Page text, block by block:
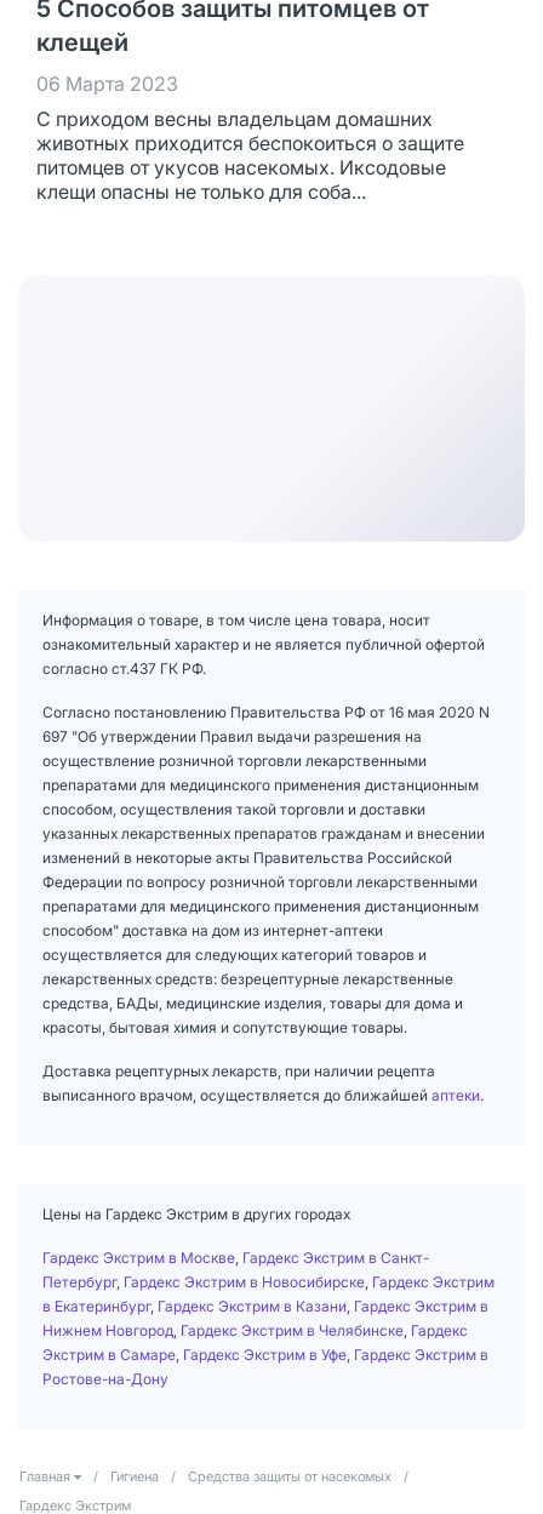
5 Способов защиты питомцев от
клещей
06 Марта 2023
С приходом весны владельцам домашних
животных приходится беспокоиться о защите
питомцев от укусов насекомых. Иксодовые
клещи опасны не только для соба...
Информация о товаре, в том числе цена товара, носит
ознакомительный характер и не является публичной офертой
согласно ст.437 ГК РФ.
Согласно постановлению Правительства РФ от 16 мая 2020 N
697 "Об утверждении Правил выдачи разрешения на
осуществление розничной торговли лекарственными
препаратами для медицинского применения дистанционным
способом, осуществления такой торговли и доставки
указанных лекарственных препаратов гражданам и внесении
изменений в некоторые акты Правительства Российской
Федерации по вопросу розничной торговли лекарственными
препаратами для медицинского применения дистанционным
способом" доставка на дом из интернет-аптеки
осуществляется для следующих категорий товаров и
лекарственных средств: безрецептурные лекарственные
средства, БАДы, медицинские изделия, товары для дома и
красоты, бытовая химия и сопутствующие товары.
Доставка рецептурных лекарств, при наличии рецепта
выписанного врачом, осуществляется до ближайшей аптеки.
Цены на Гардекс Экстрим в других городах
Гардекс Экстрим в Москве Гардекс Экстрим в Санкт-
Петербург, Гардекс Экстрим в Новосибирске Гардекс Экстрим
в Екатеринбург, Гардекс Экстрим в Казани Гардекс Экстрим в
Нижнем Новгород Гардекс Экстрим в Челябинске Гардекс
Экстрим в Самаре Гардекс Экстрим в Уфе Гардекс Экстрим в
Ростове-на-Дону
Главная / Гигиена / Средства защиты от насекомых
/
Гардекс Экстрим